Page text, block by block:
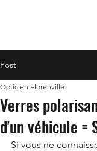
Post
Verres
d'un véhicule =
Opticien Florenville
Si vous ne